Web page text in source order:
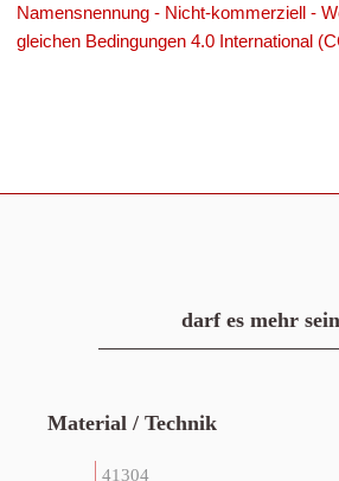
Namensnennung - Nicht-kommerziell -
gleichen Bedingungen 4.0 International
darf es mehr
Material / Technik
41304